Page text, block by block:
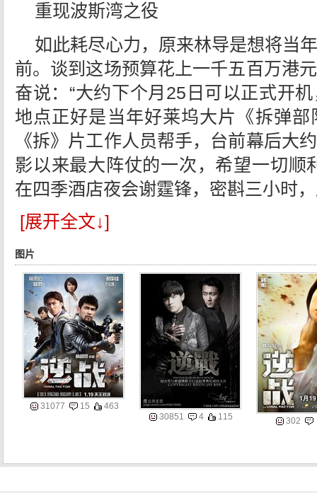
重现波斯湾之役
如此耗尽心力，原来林导是想将当
前。谈到这场预算花上一千五百万港
奋说：“大约下个月25日可以正式开
地点正好是当年好莱坞大片《拆弹
《拆》片工作人员帮手，台前幕后大
影以来最大阵仗的一次，希望一切顺
在四季酒店夜会谢霆锋，密斟三小时
[展开全文↓]
图片
31077 15
463
30851
4 115 302